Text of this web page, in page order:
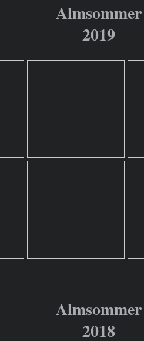
Almsommer
2019
Almsommer
2018